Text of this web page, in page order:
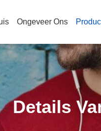
Ongeveer Ons
Details